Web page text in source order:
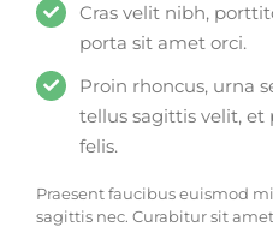
Cras velit nibh,
porta sit amet orci.
Proin rhoncus, urna
tellus sagittis velit, et
felis.
Praesent faucibus euismod
sagittis nec. Curabitur sit